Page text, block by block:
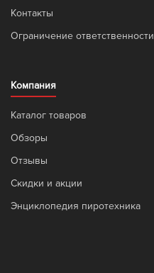
Контакты
Ограничение ответственности
Компания
Каталог товаров
Обзоры
Отзывы
Скидки и акции
Энциклопедия пиротехника